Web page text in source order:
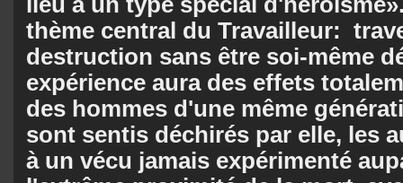
thème central du Travailleur:
destruction sans être soi-même
expérience aura des effets
des hommes d'une même
sont sentis déchirés par elle, les
à un vécu jamais expérimenté